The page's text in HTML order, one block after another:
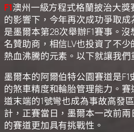
F1澳州一級方程式格蘭披治大獎
的影響下，今年再次成功爭取
是墨爾本第28次舉辦F1賽事。
名贊助商，相信LV也投資了不
熱血沸騰的元素。以下就讓我
墨爾本的阿爾伯特公園賽道是
的煞車精度和輪胎管理能力。 賽
道末端的1號彎也成為事故高發
計，正賽當日，墨爾本一改前
的賽道更加具有挑戰性。